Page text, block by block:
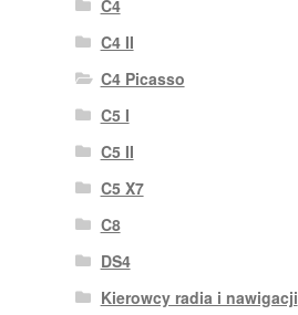
C4
C4 II
C4 Picasso
C5 I
C5 II
C5 X7
C8
DS4
Kierowcy radia i nawigacji